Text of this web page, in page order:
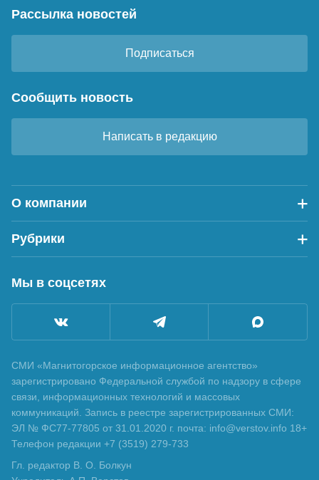
Рассылка новостей
Подписаться
Сообщить новость
Написать в редакцию
О компании
Рубрики
Мы в соцсетях
СМИ «Магнитогорское информационное агентство»
зарегистрировано Федеральной службой по надзору в сфере
связи, информационных технологий и массовых
коммуникаций. Запись в реестре зарегистрированных СМИ:
ЭЛ № ФС77-77805 от 31.01.2020 г. почта: info@verstov.info 18+
Телефон редакции +7 (3519) 279-733
Гл. редактор В. О. Болкун